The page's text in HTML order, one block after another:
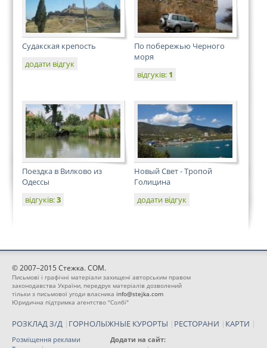
Судакская крепость
додати відгук
По побережью Черного
моря
відгуків: 1
Поездка в Вилково из
Одессы
відгуків:3
Новый Свет - Тропой
Голицина
додати відгук
© 2007–2015 Стежка. COM.
Письмові і графічні матеріали захищені авторським правом
законодавства України, передрук матеріалів дозволений
тільки з письмової угоди власника info@stejka.com
Юридична підтримка агентство "Солбі"
РОЗКЛАД З/Д | ГОРНОЛЫЖНЫЕ КУРОРТЫ | РЕСТОРАНИ | КАРТИ |
Розміщення реклами
Додати на сайт: